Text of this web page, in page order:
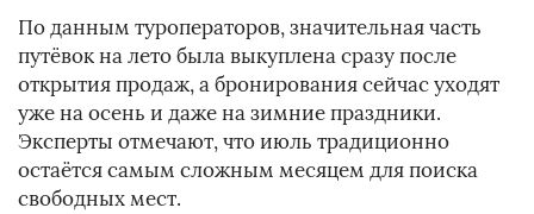
По данным туроператоров, значительная часть
путёвок на лето была выкуплена сразу после
открытия продаж, а бронирования сейчас уходят
уже на осень и даже на зимние праздники.
Эксперты отмечают, что июль традиционно
остаётся самым сложным месяцем для поиска
свободных мест.